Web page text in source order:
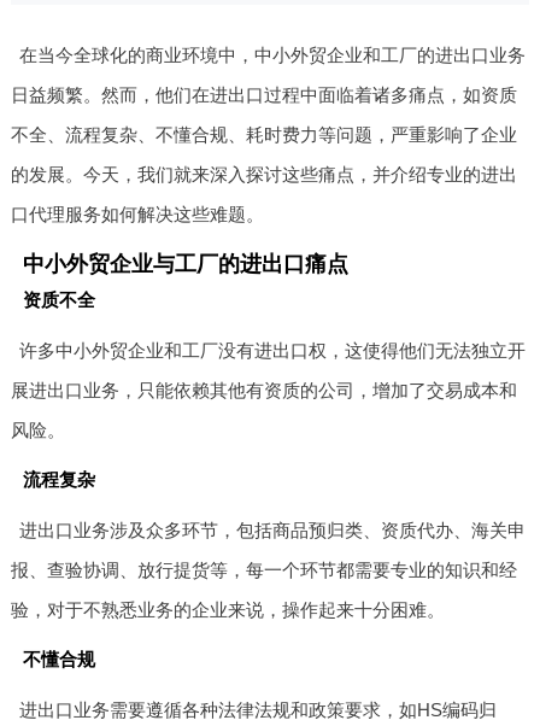
在当今全球化的商业环境中，中小外贸企业和工厂的进出口业务
日益频繁。然而，他们在进出口过程中面临着诸多痛点，如资质
不全、流程复杂、不懂合规、耗时费力等问题，严重影响了企业
的发展。今天，我们就来深入探讨这些痛点，并介绍专业的进出
口代理服务如何解决这些难题。
中小外贸企业与工厂的进出口痛点
资质不全
许多中小外贸企业和工厂没有进出口权，这使得他们无法独立开
展进出口业务，只能依赖其他有资质的公司，增加了交易成本和
风险。
流程复杂
进出口业务涉及众多环节，包括商品预归类、资质代办、海关申
报、查验协调、放行提货等，每一个环节都需要专业的知识和经
验，对于不熟悉业务的企业来说，操作起来十分困难。
不懂合规
进出口业务需要遵循各种法律法规和政策要求，如HS编码归